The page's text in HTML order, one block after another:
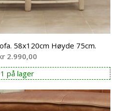
58x120cm Høyde 75cm.
2.990,00
1 på lager